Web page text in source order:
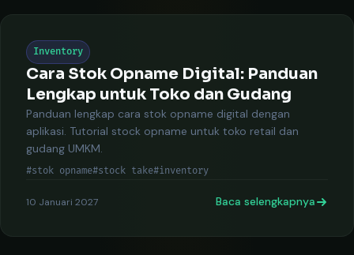
Inventory
Cara Stok Opname Digital: Panduan
Lengkap untuk Toko dan Gudang
Panduan lengkap cara stok opname digital dengan
aplikasi. Tutorial stock opname untuk toko retail dan
gudang UMKM.
#stok opname#stock take#inventory
10 Januari 2027 Baca selengkapnya